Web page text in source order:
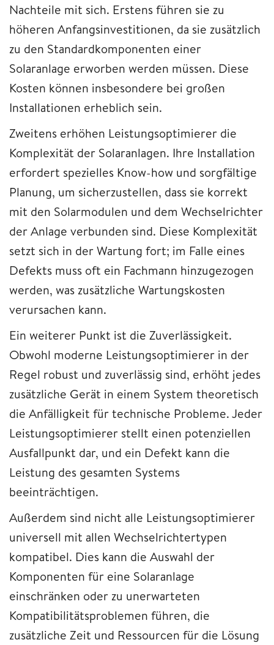
Nachteile mit sich. Erstens führen sie zu
höheren Anfangsinvestitionen, da sie zusätzlich
zu den Standardkomponenten einer
Solaranlage erworben werden müssen. Diese
Kosten können insbesondere bei großen
Installationen erheblich sein.
Zweitens erhöhen Leistungsoptimierer die
Komplexität der Solaranlagen. Ihre Installation
erfordert spezielles Know-how und sorgfältige
Planung, um sicherzustellen, dass sie korrekt
mit den Solarmodulen und dem Wechselrichter
der Anlage verbunden sind. Diese Komplexität
setzt sich in der Wartung fort; im Falle eines
Defekts muss oft ein Fachmann hinzugezogen
werden, was zusätzliche Wartungskosten
verursachen kann.
Ein weiterer Punkt ist die Zuverlässigkeit.
Obwohl moderne Leistungsoptimierer in der
Regel robust und zuverlässig sind, erhöht jedes
zusätzliche Gerät in einem System theoretisch
die Anfälligkeit für technische Probleme. Jeder
Leistungsoptimierer stellt einen potenziellen
Ausfallpunkt dar, und ein Defekt kann die
Leistung des gesamten Systems
beeinträchtigen.
Außerdem sind nicht alle Leistungsoptimierer
universell mit allen Wechselrichtertypen
kompatibel. Dies kann die Auswahl der
Komponenten für eine Solaranlage
einschränken oder zu unerwarteten
Kompatibilitätsproblemen führen, die
zusätzliche Zeit und Ressourcen für die Lösung